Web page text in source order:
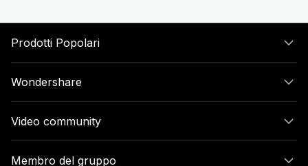
Prodotti Popolari
Wondershare
Video community
Membro del gruppo